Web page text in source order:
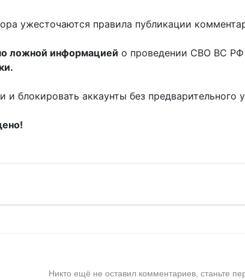
ужесточаются правила публикации
ложной информацией о проведении СВО ВС
блокировать аккаунты без предварительного
Никто ещё не оставил комментариев, станьте